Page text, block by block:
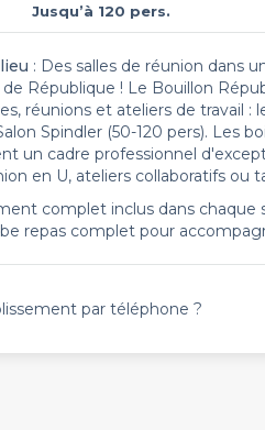
Jusqu’à 120 pers.
: Des salles de réunion dans
République ! Le Bouillon
réunions et ateliers de travail :
Spindler (50-120 pers). Les
un cadre professionnel
en U, ateliers collaboratifs ou
complet inclus dans chaque
repas complet pour
par téléphone ?